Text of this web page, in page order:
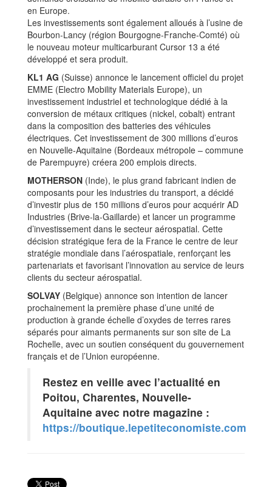
en Europe.
Les investissements sont également alloués à l’usine de
Bourbon-Lancy (région Bourgogne-Franche-Comté) où
le nouveau moteur multicarburant Cursor 13 a été
développé et sera produit.
KL1 AG (Suisse) annonce le lancement officiel du projet
EMME (Electro Mobility Materials Europe), un
investissement industriel et technologique dédié à la
conversion de métaux critiques (nickel, cobalt) entrant
dans la composition des batteries des véhicules
électriques. Cet investissement de 300 millions d’euros
en Nouvelle-Aquitaine (Bordeaux métropole – commune
de Parempuyre) créera 200 emplois directs.
MOTHERSON (Inde), le plus grand fabricant indien de
composants pour les industries du transport, a décidé
d’investir plus de 150 millions d’euros pour acquérir AD
Industries (Brive-la-Gaillarde) et lancer un programme
d’investissement dans le secteur aérospatial. Cette
décision stratégique fera de la France le centre de leur
stratégie mondiale dans l’aérospatiale, renforçant les
partenariats et favorisant l’innovation au service de leurs
clients du secteur aérospatial.
SOLVAY (Belgique) annonce son intention de lancer
prochainement la première phase d’une unité de
production à grande échelle d’oxydes de terres rares
séparés pour aimants permanents sur son site de La
Rochelle, avec un soutien conséquent du gouvernement
français et de l’Union européenne.
Restez en veille avec l’actualité en
Poitou, Charentes, Nouvelle-
Aquitaine avec notre magazine :
https://boutique.lepetiteconomiste.com